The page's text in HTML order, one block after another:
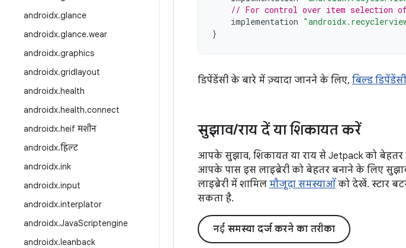
androidx.glance
androidx.glance.wear
androidx.graphics
androidx.gridlayout
androidx.health
androidx.health.connect
androidx.heif मशीन
androidx.हिल्ट
androidx.ink
androidx.input
androidx.interplator
androidx.JavaScriptengine
androidx.leanback
// For control over item selection of
implementation
}
डिपेंडेंसी के बारे में ज़्यादा जानने के लिए, बिल्ड
सुझाव/राय दें या शिकायत करें
आपके सुझाव, शिकायत या राय से Jetpack को
आपके पास इस लाइब्रेरी को बेहतर बनाने के लिए
लाइब्रेरी में शामिल मौजूदा समस्याओं को देखें. स्टार
सकता है.
नई समस्या दर्ज करने का तरीका